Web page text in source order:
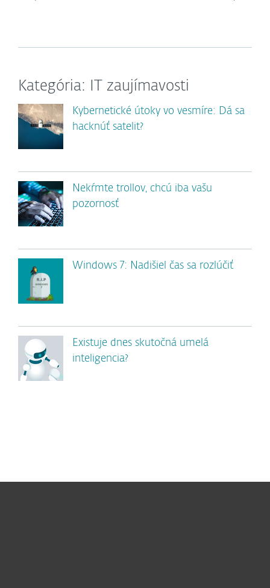
Kategória: IT zaujímavosti
Kybernetické útoky vo vesmíre: Dá sa
hacknúť satelit?
Nekŕmte trollov, chcú iba vašu
pozornosť
Windows 7: Nadišiel čas sa rozlúčiť
Existuje dnes skutočná umelá
inteligencia?